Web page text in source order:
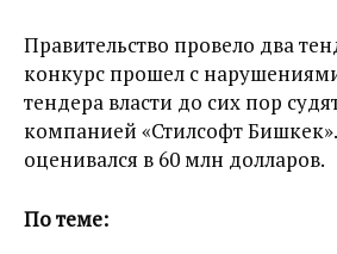
Правительство провело два
конкурс прошел с
тендера власти до сих пор
компанией «Стилсофт
оценивался в 60 млн долларов.
По теме: